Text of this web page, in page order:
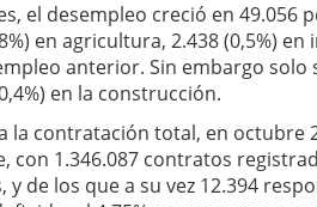
el desempleo creció en 49.056
en agricultura, 2.438 (0,5%)
anterior. Sin embargo solo
en la construcción.
la contratación total, en octubre
con 1.346.087 contratos
y de los que a su vez 12.394